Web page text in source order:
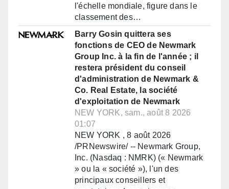
l'échelle mondiale, figure dans le
classement des…
Barry Gosin quittera ses
fonctions de CEO de Newmark
Group Inc. à la fin de l'année ; il
restera président du conseil
d'administration de Newmark &
Co. Real Estate, la société
d'exploitation de Newmark
NEW YORK, sam., août 8 2026
01:07
NEW YORK , 8 août 2026
/PRNewswire/ -- Newmark Group,
Inc. (Nasdaq : NMRK) (« Newmark
» ou la « société »), l'un des
principaux conseillers et